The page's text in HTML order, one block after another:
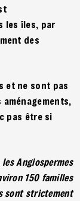
les îles, par
des
et ne sont pas
pas être si
les Angiospermes
150 familles
sont strictement